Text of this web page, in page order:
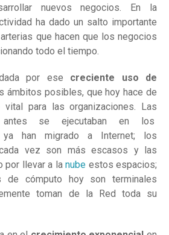
nuevos negocios. En la
ha dado un salto importante
que hacen que los negocios
todo el tiempo.
por ese creciente uso de
ámbitos posibles, que hoy hace de
para las organizaciones. Las
antes se ejecutaban en los
han migrado a Internet; los
vez son más escasos y las
por llevar a lanube estos espacios;
de cómputo hoy son terminales
toman de la Red toda su